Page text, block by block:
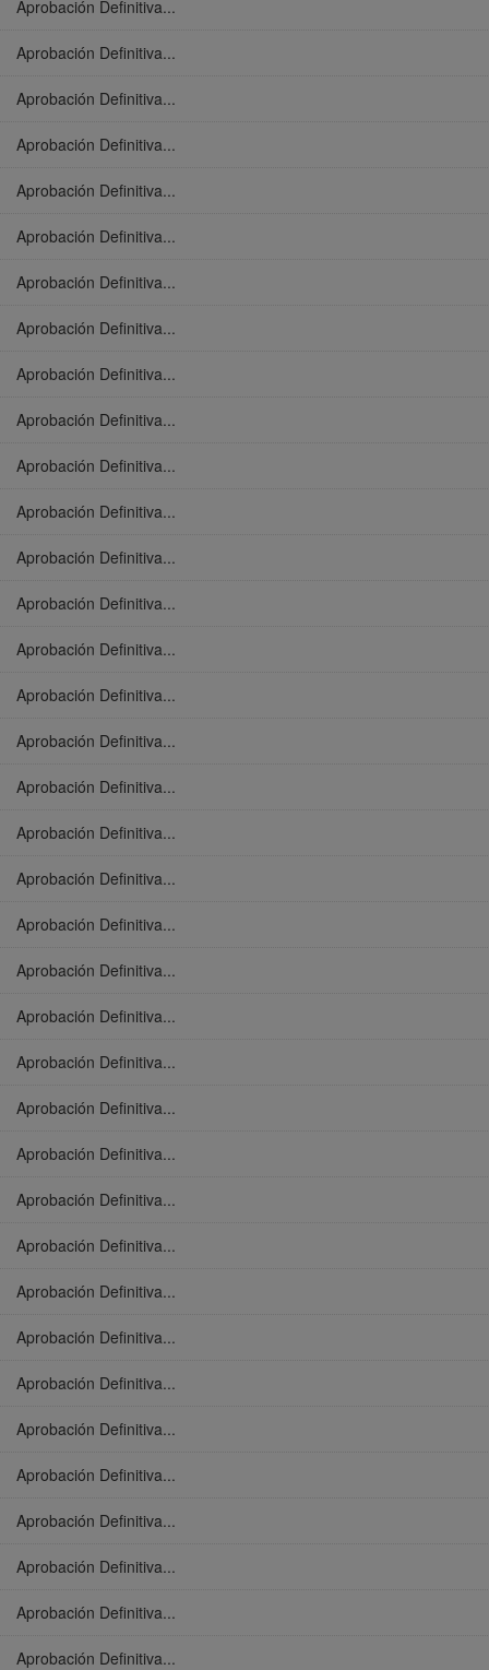
Aprobación Definitiva...
Aprobación Definitiva...
Aprobación Definitiva...
Aprobación Definitiva...
Aprobación Definitiva...
Aprobación Definitiva...
Aprobación Definitiva...
Aprobación Definitiva...
Aprobación Definitiva...
Aprobación Definitiva...
Aprobación Definitiva...
Aprobación Definitiva...
Aprobación Definitiva...
Aprobación Definitiva...
Aprobación Definitiva...
Aprobación Definitiva...
Aprobación Definitiva...
Aprobación Definitiva...
Aprobación Definitiva...
Aprobación Definitiva...
Aprobación Definitiva...
Aprobación Definitiva...
Aprobación Definitiva...
Aprobación Definitiva...
Aprobación Definitiva...
Aprobación Definitiva...
Aprobación Definitiva...
Aprobación Definitiva...
Aprobación Definitiva...
Aprobación Definitiva...
Aprobación Definitiva...
Aprobación Definitiva...
Aprobación Definitiva...
Aprobación Definitiva...
Aprobación Definitiva...
Aprobación Definitiva...
Aprobación Definitiva...